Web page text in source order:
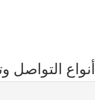
أنواع التواصل